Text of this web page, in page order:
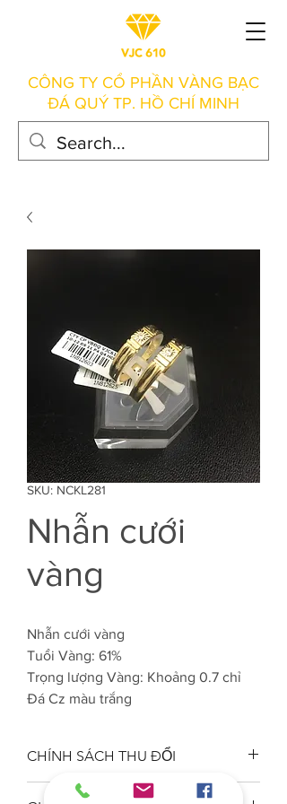
CÔNG TY CỔ PHẦN VÀNG BẠC
ĐÁ QUÝ TP. HỒ CHÍ MINH
SKU: NCKL281
Nhẫn cưới
vàng
Nhẫn cưới vàng
Tuổi Vàng: 61%
Trọng lượng Vàng: Khoảng 0.7 chỉ
Đá Cz màu trắng
CHÍNH SÁCH THU ĐỔI
Công ty VJC 610 đảm bảo chất